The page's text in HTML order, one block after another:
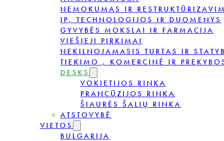
NEMOKUMAS IR
IP, TECHNOLOGIJOS IR DUOMENYS
GYVYBĖS MOKSLAI IR FARMACIJA
VIEŠIEJI PIRKIMAI
NEKILNOJAMASIS TURTAS IR
TIEKIMO , KOMERCINĖ IR
DESKS
VOKIETIJOS RINKA
PRANCŪZIJOS RINKA
ŠIAURĖS ŠALIŲ RINKA
ATSTOVYBĖ
VIETOS
BULGARIJA